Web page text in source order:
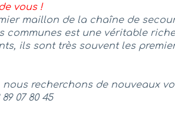
vous !
maillon de la chaîne de
communes est une véritable
ils sont très souvent les
recherchons de nouveaux
07 80 45